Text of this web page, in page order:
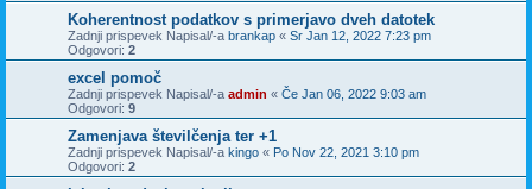
Koherentnost podatkov s primerjavo dveh datotek
Zadnji prispevek Napisal/-a brankap « Sr Jan 12, 2022 7:23 pm
Odgovori: 2
excel pomoč
Zadnji prispevek Napisal/-a admin « Če Jan 06, 2022 9:03 am
Odgovori: 9
Zamenjava številčenja ter +1
Zadnji prispevek Napisal/-a kingo « Po Nov 22, 2021 3:10 pm
Odgovori: 2